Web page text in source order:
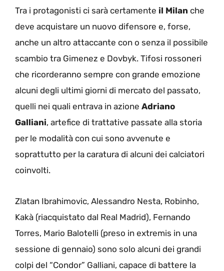
Tra i protagonisti ci sarà certamente il Milan che
deve acquistare un nuovo difensore e, forse,
anche un altro attaccante con o senza il possibile
scambio tra Gimenez e Dovbyk. Tifosi rossoneri
che ricorderanno sempre con grande emozione
alcuni degli ultimi giorni di mercato del passato,
quelli nei quali entrava in azione Adriano
Galliani, artefice di trattative passate alla storia
per le modalità con cui sono avvenute e
soprattutto per la caratura di alcuni dei calciatori
coinvolti.
Zlatan Ibrahimovic, Alessandro Nesta, Robinho,
Kakà (riacquistato dal Real Madrid), Fernando
Torres, Mario Balotelli (preso in extremis in una
sessione di gennaio) sono solo alcuni dei grandi
colpi del “Condor” Galliani, capace di battere la